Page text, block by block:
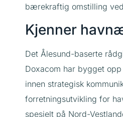
bærekraftig omstilling
Kjenner
Det Ålesund-baserte
Doxacom har bygget
innen strategisk
forretningsutvikling for
spesielt på Nord-